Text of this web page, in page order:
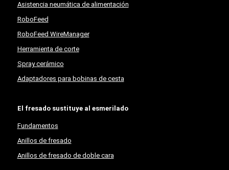
Asistencia neumática de alimentación
RoboFeed
RoboFeed WireManager
Herramienta de corte
Spray cerámico
Adaptadores para bobinas de cesta
El fresado sustituye al esmerilado
Fundamentos
Anillos de fresado
Anillos de fresado de doble cara